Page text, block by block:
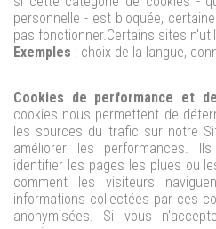
personnelle - est bloquée,
pas fonctionner.Certains sites
Exemples : choix de la langue,
Cookies de performance et
cookies nous permettent de
les sources du trafic sur notre
améliorer les performances.
identifier les pages les plues ou
comment les visiteurs
informations collectées par ces
anonymisées. Si vous